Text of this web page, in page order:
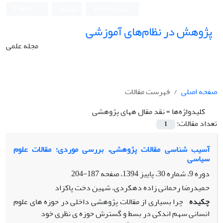
پژوهش در نظام‌های آموزشی
مجله علمی
صفحه اصلی
فهرست مقالات
کلیدواژه‌ها =نقد مقال ههای پژوهشی
تعداد مقالات:
1
آسیب شناسی مقالات پژوهشی، بررسی موردی؛ مقالات علوم
سیاسی
دوره 9، شماره 30، پاییز 1394، صفحه
187-204
حمیدرضا رحمانی زاده دهکردی، شهین دخت پاکزاد
چکیده چرا بسیاری از مقالات پژوهشی داخلی در حوزه های علوم
انسانی سهم اندکی در بسط و گسترش حوزه ی نظری خود